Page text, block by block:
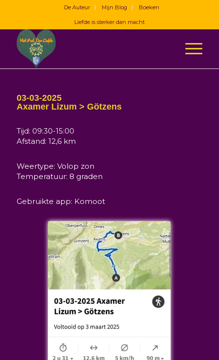
De Auteur Mijn Blog Boeken
Liefde is sterker dan macht
03-03-2025
Axamer Lizum > Götzens
Tijd: 09:30-15:00
Afstand: 12,6 km
Weertype: Volop zon
Temperatuur: 8 graden
Gebruikte app: Komoot